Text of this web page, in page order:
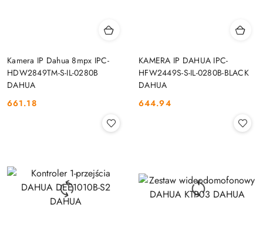
Kamera IP Dahua 8mpx IPC-
HDW2849TM-S-IL-0280B
DAHUA
Cena:
661.18
KAMERA IP DAHUA IPC-
HFW2449S-S-IL-0280B-BLACK
DAHUA
Cena:
644.94